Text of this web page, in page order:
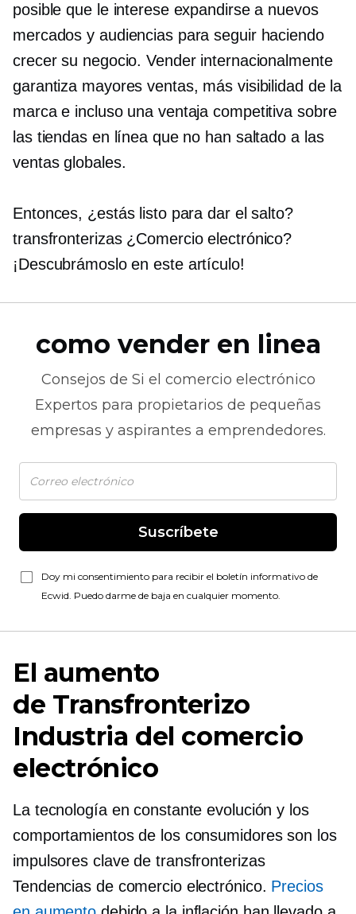
posible que le interese expandirse a nuevos
mercados y audiencias para seguir haciendo
crecer su negocio. Vender internacionalmente
garantiza mayores ventas, más visibilidad de la
marca e incluso una ventaja competitiva sobre
las tiendas en línea que no han saltado a las
ventas globales.
Entonces, ¿estás listo para dar el salto?
transfronterizas¿Comercio electrónico?
¡Descubrámoslo en este artículo!
como vender en linea
Consejos de Si el comercio electrónico
Expertos para propietarios de pequeñas
empresas y aspirantes a emprendedores.
Suscríbete
Doy mi consentimiento para recibir el boletín informativo de
Ecwid. Puedo darme de baja en cualquier momento.
El aumento
de Transfronterizo
Industria del comercio
electrónico
La tecnología en constante evolución y los
comportamientos de los consumidores son los
impulsores clave de transfronterizas
Tendencias de comercio electrónico. Precios